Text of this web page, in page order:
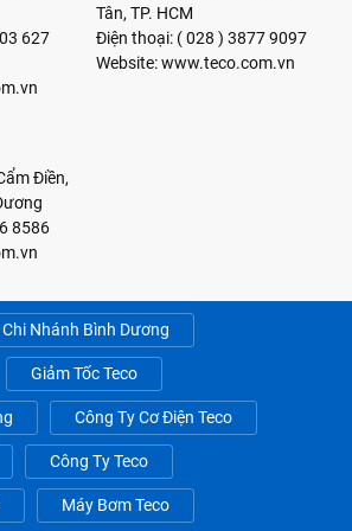
627
Tân, TP. HCM
Điện thoại: ( 028 ) 3877 9097
Website: www.teco.com.vn
Điền,
8586
Chi Nhánh Bình Dương
Giảm Tốc Teco
Công Ty Cơ Điện Teco
Công Ty Teco
Máy Bơm Teco